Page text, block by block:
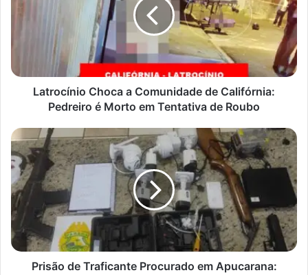
Comunidade
Morto
Tentativa
Roubo
Latrocínio Choca a Comunidade de Califórnia:
Pedreiro é Morto em Tentativa de Roubo
Prisão
de
Traficante
Procurado
em
Apucarana:
Polícia
Apreende
Réplica
Prisão de Traficante Procurado em Apucarana: